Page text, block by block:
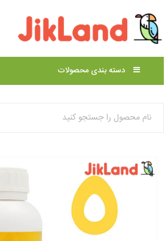
دسته بندی محصولات